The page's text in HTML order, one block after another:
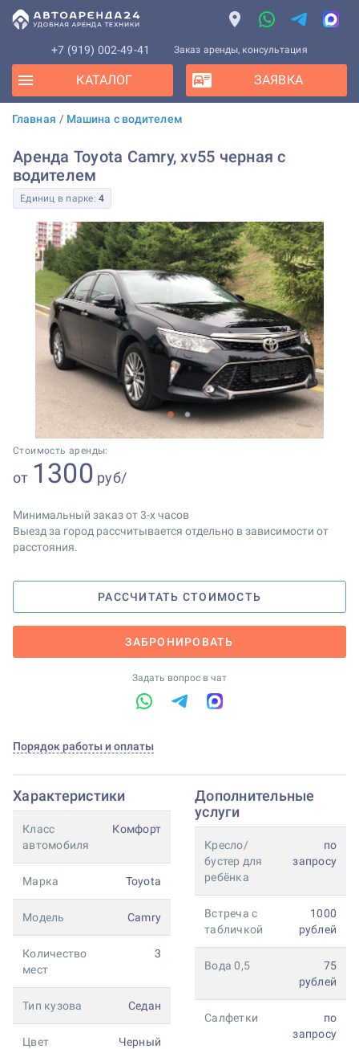
+7 (919) 002-49-41 Заказ аренды, консультация
КАТАЛОГ ЗАЯВКА
Главная / Машина с водителем
Аренда Toyota Camry, xv55 черная с
водителем
Единиц в парке: 4
1 2
Стоимость аренды:
от 1300 руб/
Минимальный заказ от 3-х часов
Выезд за город рассчитывается отдельно в зависимости от
расстояния.
РАССЧИТАТЬ СТОИМОСТЬ
ЗАБРОНИРОВАТЬ
Задать вопрос в чат
Порядок работы и оплаты
Характеристики
Класс
автомобиля
Комфорт
Марка Toyota
Модель Camry
Количество
мест
3
Тип кузова Седан
Цвет Черный
Дополнительные
услуги
Кресло/
бустер для
ребёнка
по
запросу
Встреча с
табличкой
1000
рублей
Вода 0,5
75
рублей
Салфетки
по
запросу